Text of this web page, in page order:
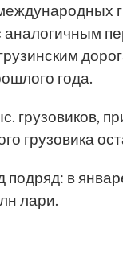
года.
грузовиков,
грузовика
подряд: в
лари.